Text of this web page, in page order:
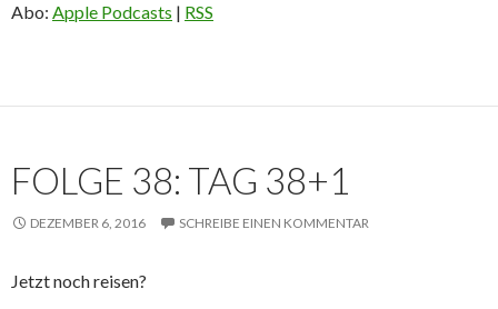
Abo: Apple Podcasts | RSS
FOLGE 38: TAG 38+1
DEZEMBER 6, 2016 SCHREIBE EINEN KOMMENTAR
Jetzt noch reisen?